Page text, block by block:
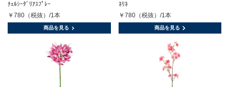
ﾁｪﾙｼｰﾀﾞﾘｱｽﾌﾟﾚｰ
￥780（税抜）/1本
商品を見る
ﾈﾘﾈ
￥780（税抜）/1本
商品を見る